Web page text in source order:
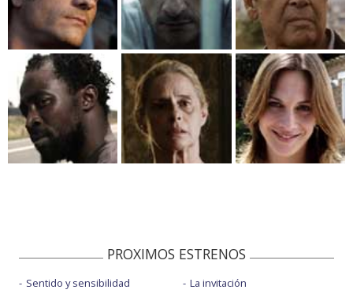
PROXIMOS ESTRENOS
Sentido y sensibilidad
La invitación